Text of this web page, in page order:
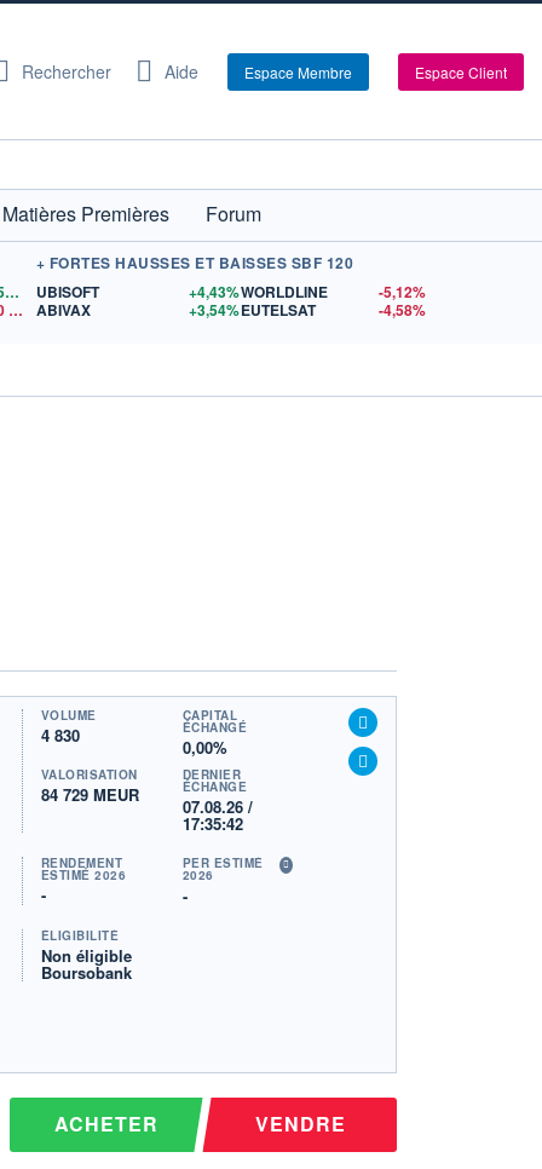
Rechercher Aide Espace Membre Espace Client
Matières Premières Forum
1,1559$US
+ FORTES HAUSSES ET BAISSES SBF 120
UBISOFT
+4,43%
ABIVAX
+3,54%
WORLDLINE
-5,12%
EUTELSAT
-4,58%
VOLUME
4 830
CAPITAL
ÉCHANGÉ
0,00%
VALORISATION
84 729 MEUR
DERNIER
ÉCHANGE
07.08.26 /
17:35:42
RENDEMENT
ESTIMÉ 2026
-
PER ESTIMÉ
2026
-
ÉLIGIBILITÉ
Non éligible
Boursobank
ACHETER VENDRE